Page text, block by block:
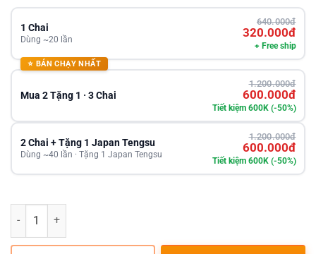
1 Chai
Dùng ~20 lần
640.000đ
320.000đ
+ Free ship
⭐ BÁN CHẠY NHẤT
Mua 2 Tặng 1 · 3 Chai
1.200.000đ
600.000đ
Tiết kiệm 600K (-50%)
2 Chai + Tặng 1 Japan Tengsu
Dùng ~40 lần · Tặng 1 Japan Tengsu
1.200.000đ
600.000đ
Tiết kiệm 600K (-50%)